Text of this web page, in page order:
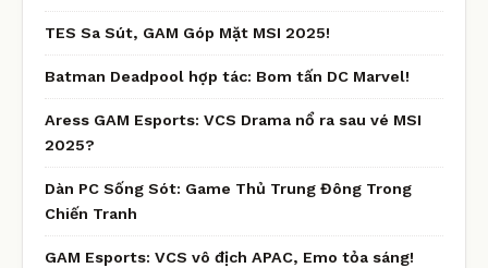
TES Sa Sút, GAM Góp Mặt MSI 2025!
Batman Deadpool hợp tác: Bom tấn DC Marvel!
Aress GAM Esports: VCS Drama nổ ra sau vé MSI
2025?
Dàn PC Sống Sót: Game Thủ Trung Đông Trong
Chiến Tranh
GAM Esports: VCS vô địch APAC, Emo tỏa sáng!